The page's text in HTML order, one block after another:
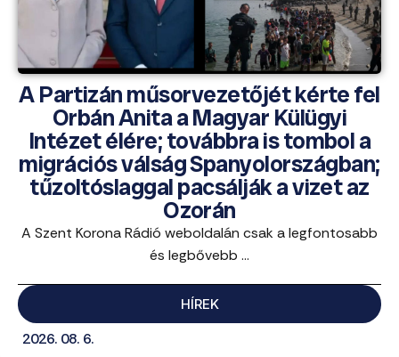
A Partizán műsorvezetőjét kérte fel
Orbán Anita a Magyar Külügyi
Intézet élére; továbbra is tombol a
migrációs válság Spanyolországban;
tűzoltóslaggal pacsálják a vizet az
Ozorán
A Szent Korona Rádió weboldalán csak a legfontosabb
és legbővebb ...
HÍREK
2026. 08. 6.